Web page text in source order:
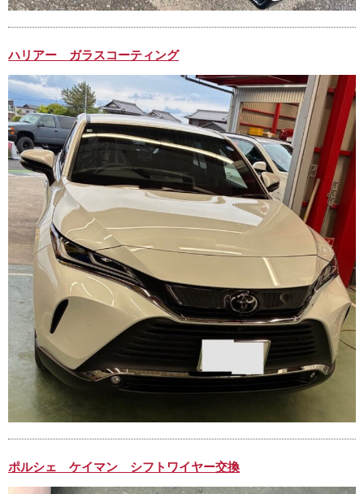
ハリアー ガラスコーティング
ポルシェ ケイマン シフトワイヤー交換